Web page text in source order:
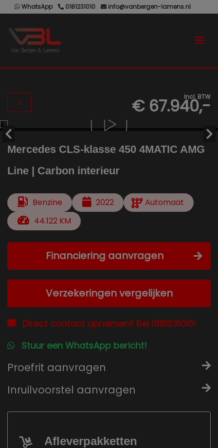
WhatsApp 0181231010 info@vanbergen-lamens.nl
Incl. BTW
€ 67.940,-
Mercedes CLS-klasse 450 4MATIC AMG
Line | Carbon interieur
Benzine 2022
Automaat
44.122 KM
Financiering aanvragen
Verzekeringen vergelijken
Direct contact opnemen? Bel 0181231010!
Stuur een WhatsApp bericht!
Proefrit aanvragen
Inruilvoorstel aanvragen
Afleverpakketten